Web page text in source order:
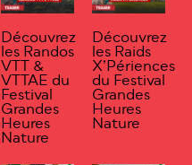
Découvrez
les Randos
VTT &
VTTAE du
Festival
Grandes
Heures
Nature
Découvrez
les Raids
X’Périences
du Festival
Grandes
Heures
Nature